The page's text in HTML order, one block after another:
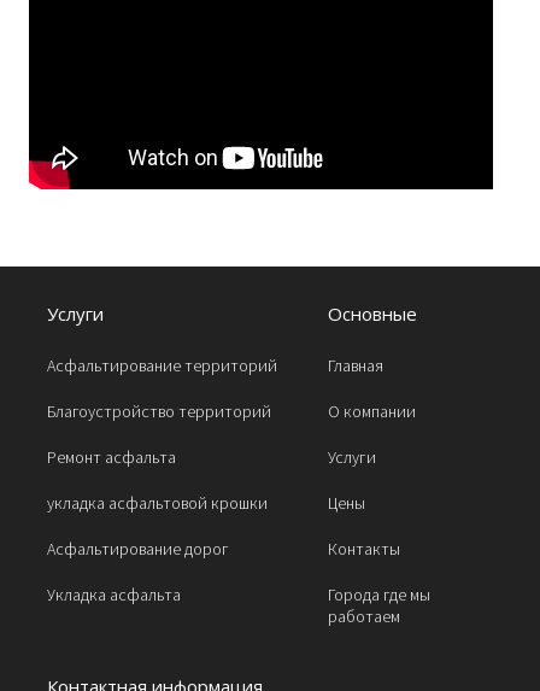
Услуги
Асфальтирование территорий
Благоустройство территорий
Ремонт асфальта
укладка асфальтовой крошки
Асфальтирование дорог
Укладка асфальта
Основные
Главная
О компании
Услуги
Цены
Контакты
Города где мы
работаем
Контактная информация